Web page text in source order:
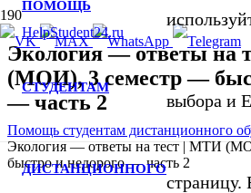
ПОМОЩЬ
СТУДЕНТАМ
ДИСТАНЦИОННОГО
выбора и
страницу.
Экология — ответы на
(МОИ), 3 семестр —
— часть 2
Помощь студентам дистанционного
Экология — ответы на тест | МТИ
быстро и недорого — часть 2